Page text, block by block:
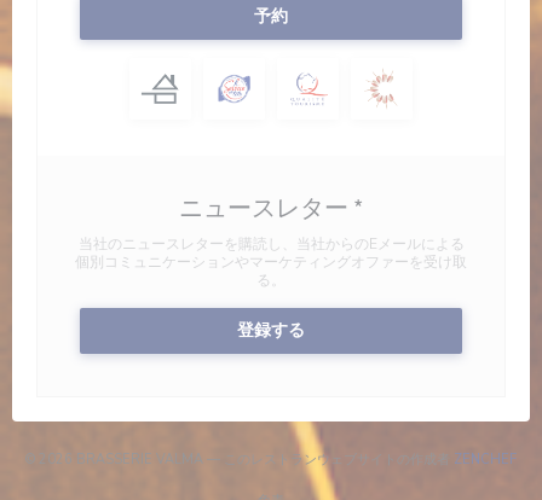
予約
ニュースレター *
当社のニュースレターを購読し、当社からのEメールによる
個別コミュニケーションやマーケティングオファーを受け取
る。
登録する
© 2026 BRASSERIE VALMA — このレストランウェブサイトの作成者 ZENCHEF((新